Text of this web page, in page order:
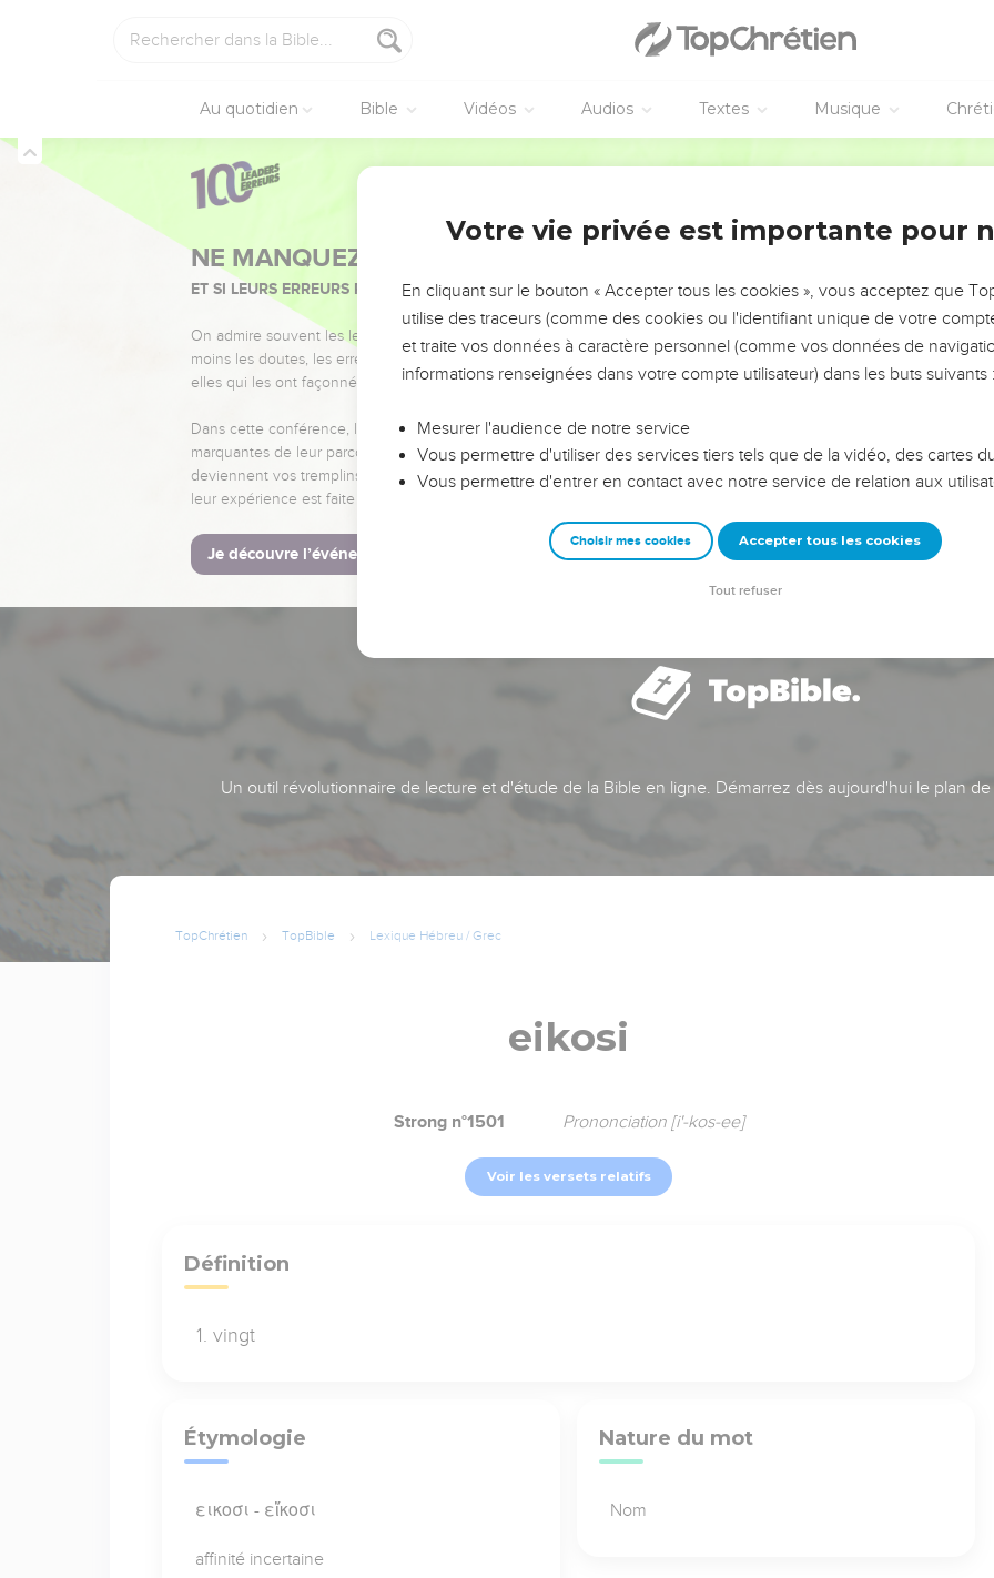
Au quotidien Bible Vidéos Audios Textes Musique
NE MANQUEZ PAS L’ÉVÉNEMENT DE L’ANNÉE !
ET SI LEURS ERREURS POUVAIENT VOUS ÉVITER LES VOTRES ?
On admire souvent les leaders pour leurs réussites, leur impact, leur foi ou leur vision. Mais on voit
moins les doutes, les erreurs et les saisons difficiles qu'ils ont traversés, alors même que ce sont
elles qui les ont façonnés.
Dans cette conférence, leaders, entrepreneurs, et responsables reviennent sur les erreurs
marquantes de leur parcours et les clés pour avancer avec plus de sagesse afin que leurs erreurs
deviennent vos tremplins. Que vous guidiez un ministère, une équipe, un groupe ou une famille,
leur expérience est faite pour vous.
Je découvre l’événement
Un outil révolutionnaire de lecture et d'étude de la Bible en ligne. Démarrez dès aujourd'hui le plan
TopChrétien TopBible Lexique Hébreu / Grec
eikosi
Strong n°1501 Prononciation [i'-kos-ee]
Voir les versets relatifs
Définition
vingt
Étymologie
εικοσι - εἴκοσι
affinité incertaine
Nature du mot
Nom
Votre vie privée est importante pour
En cliquant sur le bouton « Accepter tous les cookies », vous acceptez que
utilise des traceurs (comme des cookies ou l'identifiant unique de votre
et traite vos données à caractère personnel (comme vos données de
informations renseignées dans votre compte utilisateur) dans les buts suivants :
Mesurer l'audience de notre service
Vous permettre d'utiliser des services tiers tels que de la vidéo, des cartes
Vous permettre d'entrer en contact avec notre service de relation aux
Choisir mes cookies Accepter tous les cookies
Tout refuser